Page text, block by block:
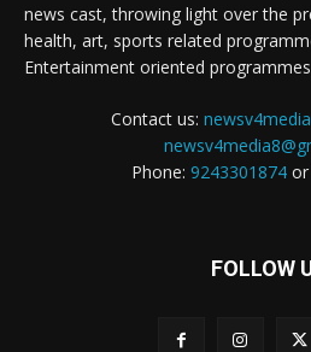
news cast, throwing light over the
health, art, sports related
Entertainment oriented
Contact us:
Phone: 9243301874or
FOLLOW